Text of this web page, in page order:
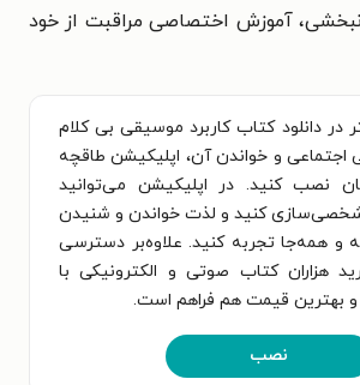
آموزش اختصاصی مراقبت از خود
در دانلود کتاب کاربرد موسیقی بی کلام
اجتماعی و خواندن آن، اپلیکیشن طاقچه
نصب کنید. در اپلیکیشن می‌توانید
شخصی‌سازی کنید و لذت خواندن و شنیدن
و همه‌جا تجربه کنید. علاوه‌بر دسترسی
هزاران کتاب صوتی و الکترونیکی با
بهترین قیمت هم فراهم است.
نصب